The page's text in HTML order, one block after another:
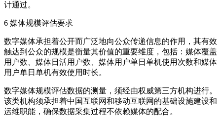
计通过。
6 媒体规模评估要求
数字媒体承担着公开而广泛地向公众传递信息的作用，其有效
触达到公众的规模是衡量其价值的重要维度，包括：媒体覆盖
用户数、媒体日活用户数、媒体用户单日单机使用次数和媒体
用户单日单机有效使用时长。
数字媒体规模评估数据的测量，须经由权威第三方机构进行。
该类机构须承担着中国互联网和移动互联网的基础设施建设和
运维职能，确保数据采集过程不依赖媒体的配合。